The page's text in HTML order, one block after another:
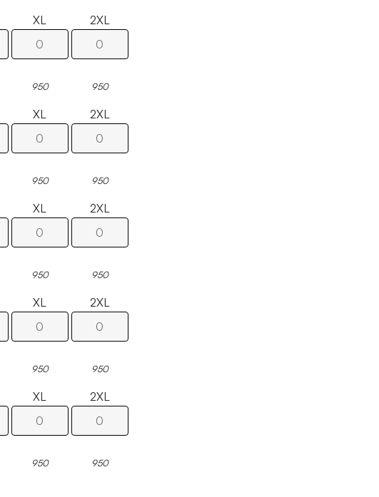
XL
950
2XL
950
XL
950
2XL
950
XL
950
2XL
950
XL
950
2XL
950
XL
950
2XL
950